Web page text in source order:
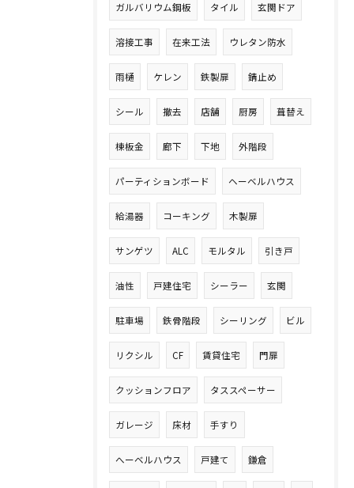
ガルバリウム鋼板 タイル 玄関ドア
溶接工事 在来工法 ウレタン防水
雨樋 ケレン 鉄製扉 錆止め
シール 撤去 店舗 厨房 葺替え
棟板金 廊下 下地 外階段
パーティションボード ヘーベルハウス
給湯器 コーキング 木製扉
サンゲツ ALC モルタル 引き戸
油性 戸建住宅 シーラー 玄関
駐車場 鉄骨階段 シーリング ビル
リクシル CF 賃貸住宅 門扉
クッションフロア タススペーサー
ガレージ 床材 手すり
へーベルハウス 戸建て 鎌倉